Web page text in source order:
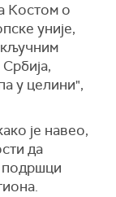
Костом о
уније,
кључним
у целини",
је навео,
да
подршци